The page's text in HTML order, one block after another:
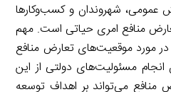
عمومی، شهروندان و کسب‌وکارها
منافع امری حیاتی است. مهم
مورد موقعیت‌های تعارض منافع
مسئولیت‌های دولتی از این
منافع می‌تواند بر اهداف توسعه